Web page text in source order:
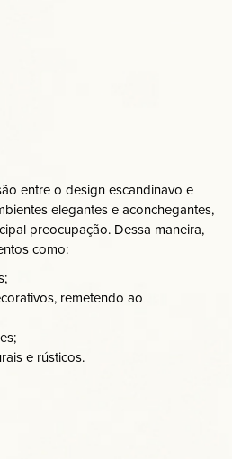
entre o design escandinavo e
elegantes e aconchegantes,
preocupação. Dessa maneira,
como:
remetendo ao
e rústicos.